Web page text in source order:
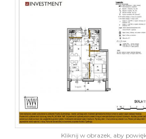
Kliknij w obrazek, aby